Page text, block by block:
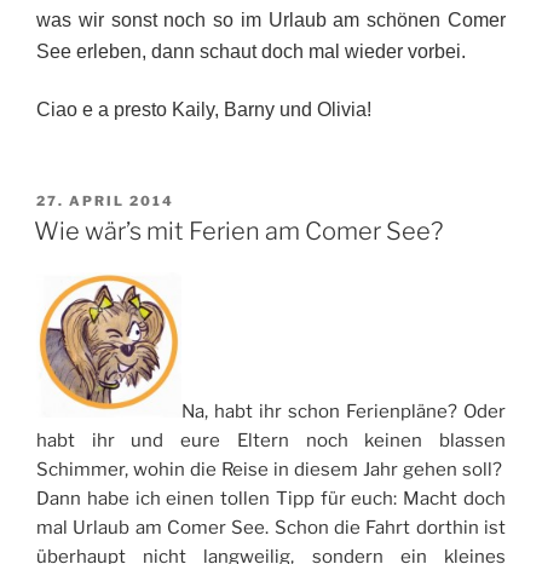
was wir sonst noch so im Urlaub am schönen Comer
See erleben, dann schaut doch mal wieder vorbei.
Ciao e a presto Kaily, Barny und Olivia!
VERÖFFENTLICHT
AM
27. APRIL 2014
Wie wär’s mit Ferien am Comer See?
Na, habt ihr schon Ferienpläne? Oder
habt ihr und eure Eltern noch keinen blassen
Schimmer, wohin die Reise in diesem Jahr gehen soll?
Dann habe ich einen tollen Tipp für euch: Macht doch
mal Urlaub am Comer See. Schon die Fahrt dorthin ist
überhaupt nicht langweilig, sondern ein kleines